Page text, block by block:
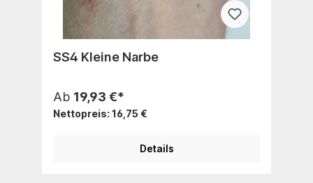
SS4 Kleine Narbe
Ab 19,93 €*
Nettopreis: 16,75 €
Details